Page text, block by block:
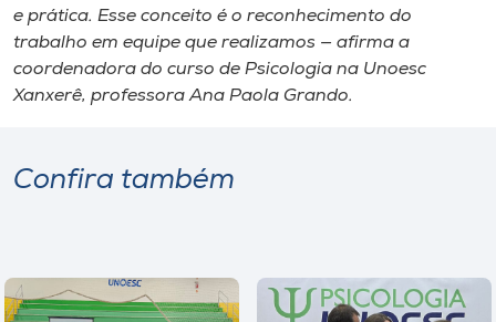
e prática. Esse conceito é o reconhecimento do
trabalho em equipe que realizamos — afirma a
coordenadora do curso de Psicologia na Unoesc
Xanxerê, professora Ana Paola Grando.
Confira também